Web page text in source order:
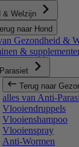
& Welzijn
naar Hond
Gezondheid &
&
Terug naar
alles van Anti-
Vlooiendruppels
Vlooienshampoo
Vlooienspray
Anti-Wormen